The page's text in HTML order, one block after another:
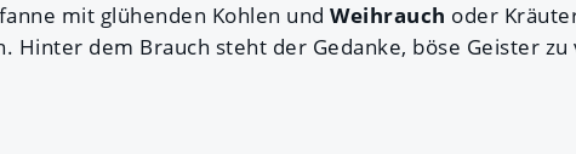
mit glühenden Kohlen und Weihrauch oder
Hinter dem Brauch steht der Gedanke, böse Geister